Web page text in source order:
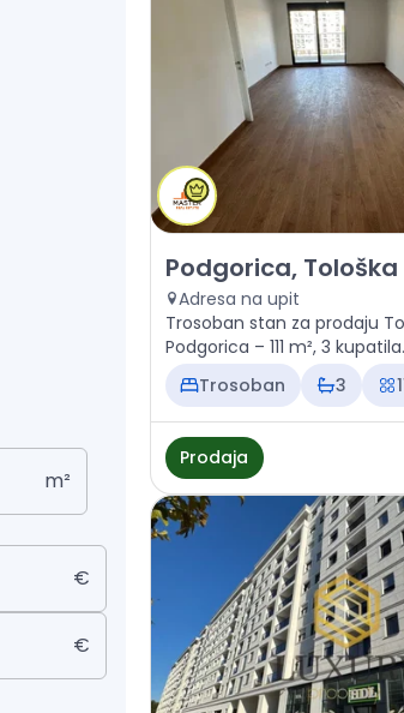
m²
€
€
Prodaja - Stan Podgorica,
Podgorica,
Adresa na upit
Trosoban stan za prodaju
Podgorica – 111 m², 3
340.000 €
Trosoban 3
Prodaja